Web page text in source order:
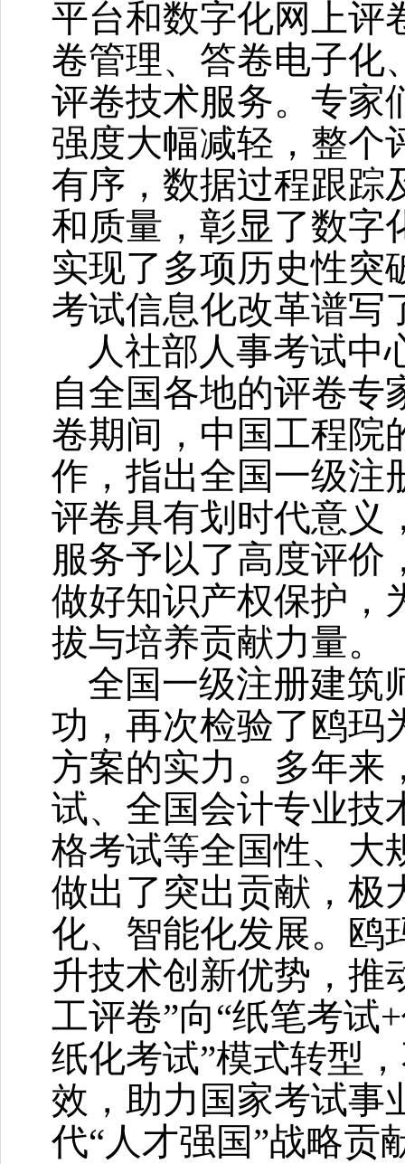
平台和数字化网上评
卷管理、答卷电子化
评卷技术服务。专家
强度大幅减轻，整个
有序，数据过程跟踪
和质量，彰显了数字
实现了多项历史性突
考试信息化改革谱写
人社部人事考试中
自全国各地的评卷专
卷期间，中国工程院
作，指出全国一级注
评卷具有划时代意义
服务予以了高度评价
做好知识产权保护，
拔与培养贡献力量。
全国一级注册建筑
功，再次检验了鸥玛
方案的实力。多年来
试、全国会计专业技
格考试等全国性、大
做出了突出贡献，极
化、智能化发展。鸥
升技术创新优势，推
工评卷”向“纸笔考试+
纸化考试”模式转型
效，助力国家考试事
代“人才强国”战略贡